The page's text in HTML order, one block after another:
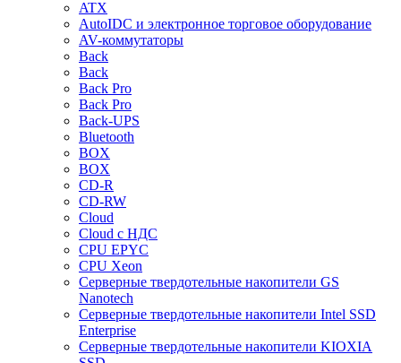
ATX
AutoIDC и электронное торговое оборудование
AV-коммутаторы
Back
Back
Back Pro
Back Pro
Back-UPS
Bluetooth
BOX
BOX
CD-R
CD-RW
Cloud
Cloud с НДС
CPU EPYC
CPU Xeon
Cерверные твердотельные накопители GS
Nanotech
Cерверные твердотельные накопители Intel SSD
Enterprise
Cерверные твердотельные накопители KIOXIA